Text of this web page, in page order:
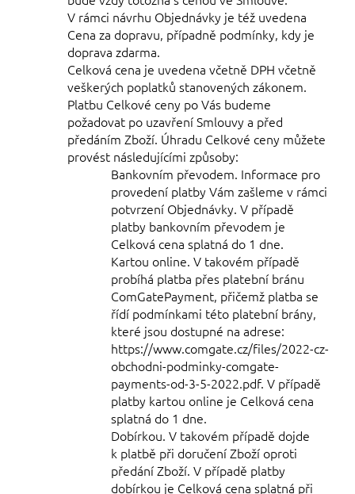
V rámci návrhu Objednávky je též uvedena
Cena za dopravu, případně podmínky, kdy je
doprava zdarma.
Celková cena je uvedena včetně DPH včetně
veškerých poplatků stanovených zákonem.
Platbu Celkové ceny po Vás budeme
požadovat po uzavření Smlouvy a před
předáním Zboží. Úhradu Celkové ceny můžete
provést následujícími způsoby:
Bankovním převodem. Informace pro
provedení platby Vám zašleme v rámci
potvrzení Objednávky. V případě
platby bankovním převodem je
Celková cena splatná do 1 dne.
Kartou online. V takovém případě
probíhá platba přes platební bránu
ComGatePayment, přičemž platba se
řídí podmínkami této platební brány,
které jsou dostupné na adrese:
https://www.comgate.cz/files/2022-cz-
obchodni-podminky-comgate-
payments-od-3-5-2022.pdf. V případě
platby kartou online je Celková cena
splatná do 1 dne.
Dobírkou. V takovém případě dojde
k platbě při doručení Zboží oproti
předání Zboží. V případě platby
dobírkou je Celková cena splatná při